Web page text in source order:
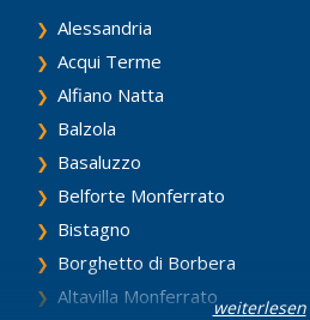
Alessandria
Acqui Terme
Alfiano Natta
Balzola
Basaluzzo
Belforte Monferrato
Bistagno
Borghetto di Borbera
Altavilla Monferratoweiterlesen